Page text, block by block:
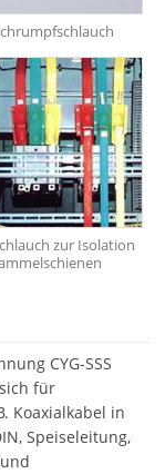
zur Isolation
CYG-SSS
für
Koaxialkabel in
Speiseleitung,